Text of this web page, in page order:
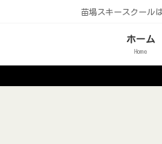
苗場スキースクール
ホーム
Home